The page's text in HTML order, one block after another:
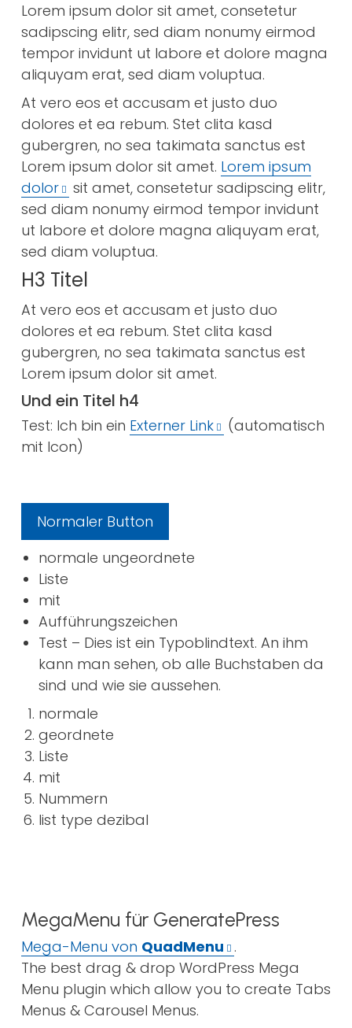
Lorem ipsum dolor sit amet, consetetur
sadipscing elitr, sed diam nonumy eirmod
tempor invidunt ut labore et dolore magna
aliquyam erat, sed diam voluptua.
At vero eos et accusam et justo duo
dolores et ea rebum. Stet clita kasd
gubergren, no sea takimata sanctus est
Lorem ipsum dolor sit amet. Lorem ipsum
dolor
sit amet, consetetur sadipscing elitr,
sed diam nonumy eirmod tempor invidunt
ut labore et dolore magna aliquyam erat,
sed diam voluptua.
H3 Titel
At vero eos et accusam et justo duo
dolores et ea rebum. Stet clita kasd
gubergren, no sea takimata sanctus est
Lorem ipsum dolor sit amet.
Und ein Titel h4
Test: Ich bin ein Externer Link
(automatisch
mit Icon)
Normaler Button
normale ungeordnete
Liste
mit
Aufführungszeichen
Test – Dies ist ein Typoblindtext. An ihm
kann man sehen, ob alle Buchstaben da
sind und wie sie aussehen.
normale
geordnete
Liste
mit
Nummern
list type dezibal
MegaMenu für GeneratePress
Mega-Menu von QuadMenu .
The best drag & drop WordPress Mega
Menu plugin which allow you to create Tabs
Menus & Carousel Menus.